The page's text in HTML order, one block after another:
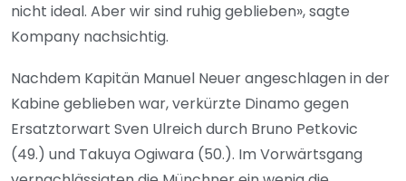
nicht ideal. Aber wir sind ruhig geblieben», sagte
Kompany nachsichtig.
Nachdem Kapitän Manuel Neuer angeschlagen in der
Kabine geblieben war, verkürzte Dinamo gegen
Ersatztorwart Sven Ulreich durch Bruno Petkovic
(49.) und Takuya Ogiwara (50.). Im Vorwärtsgang